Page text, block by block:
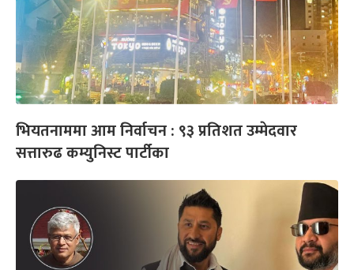
भियतनाममा आम निर्वाचन : ९३ प्रतिशत उम्मेदवार
सत्तारुढ कम्युनिस्ट पार्टीका